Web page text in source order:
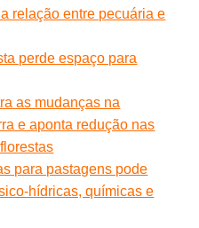
relação entre pecuária e
perde espaço para
as mudanças na
e aponta redução nas
para pastagens pode
hídricas, químicas e